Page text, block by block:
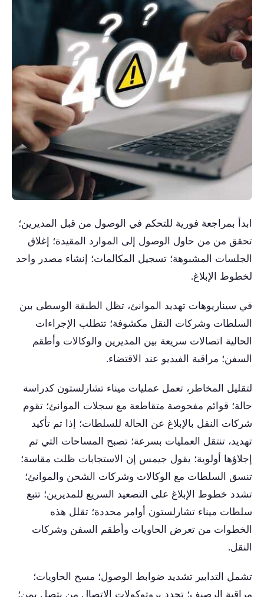
ابدأ بمراجعة فورية للتحكم في الوصول من قبل المديرين؛
تحقق من من حاول الوصول إلى الموارد المقيدة؛ إغلاق
الجلسات المشبوهة؛ تسجيل المكالمات؛ إنشاء مصدر واحد
لخطوط الإبلاغ.
في سيناريوهات تهديد الموانئ، تظل الطبقة الوسطى بين
السلطات وشركات النقل مكشوفة؛ تتطلب الإجراءات
الحالية اتصالات سريعة بين المديرين والوكالات وأطقم
السفن؛ مراقبة الفيديو عند الاقتضاء.
لتقليل المخاطر، تعمل عمليات ميناء تشارلستون كدراسة
حالة؛ قوائم مفحوصة متقاطعة مع سجلات الموانئ؛ تقوم
شركات النقل بالإبلاغ عن الحالة للسلطات؛ إذا تم تأكيد
تهديد، تنتقل العمليات بسرعة؛ تصبح المساحات التي تم
إجلاؤها أولوية؛ يقول جيمس إن الاستجابات ظلت مقاسة؛
تنسق السلطات مع الوكالات وشركات الشحن والموانئ؛
تشدد خطوط الإبلاغ على التصعيد السريع للمديرين؛ تتبع
سلطات ميناء تشارلستون أوامر محددة؛ تقلل هذه
الخطوات من تعرض الحاويات وأطقم السفن وشركات
النقل.
تشمل التدابير تشديد ضوابط الوصول؛ مسح الحاويات؛
مراقبة الرصيف؛ تحدد بروتوكولات الاتصال من يتصل بمن؛